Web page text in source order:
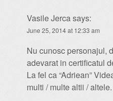
Vasile Jercasays:
June 25, 2014 at 12:33 am
Nu cunosc personajul,
adevarat in certificatul
La fel ca “Adriean”
multi / multe altii / altele.